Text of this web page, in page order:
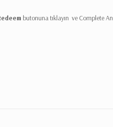
butonuna tıklayın ve Complete